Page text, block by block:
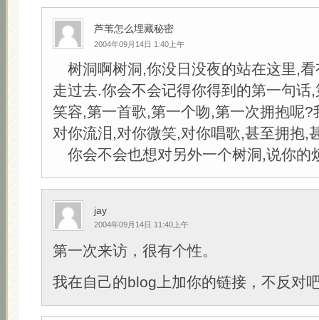
芦苇怎么埋藏秘密
2004年09月14日 1:40上午
树洞啊树洞,你没日没夜的站在这里,看
走过去.你会不会记得你得到的第一句话
笑容,第一首歌,第一个吻,第一次拥抱呢?
对你流泪,对你微笑,对你唱歌,甚至拥抱,
你会不会也想对另外一个树洞,说你的
jay
2004年09月14日 11:40上午
第一次来访，很有个性。
我在自己的blog上加你的链接，不反对